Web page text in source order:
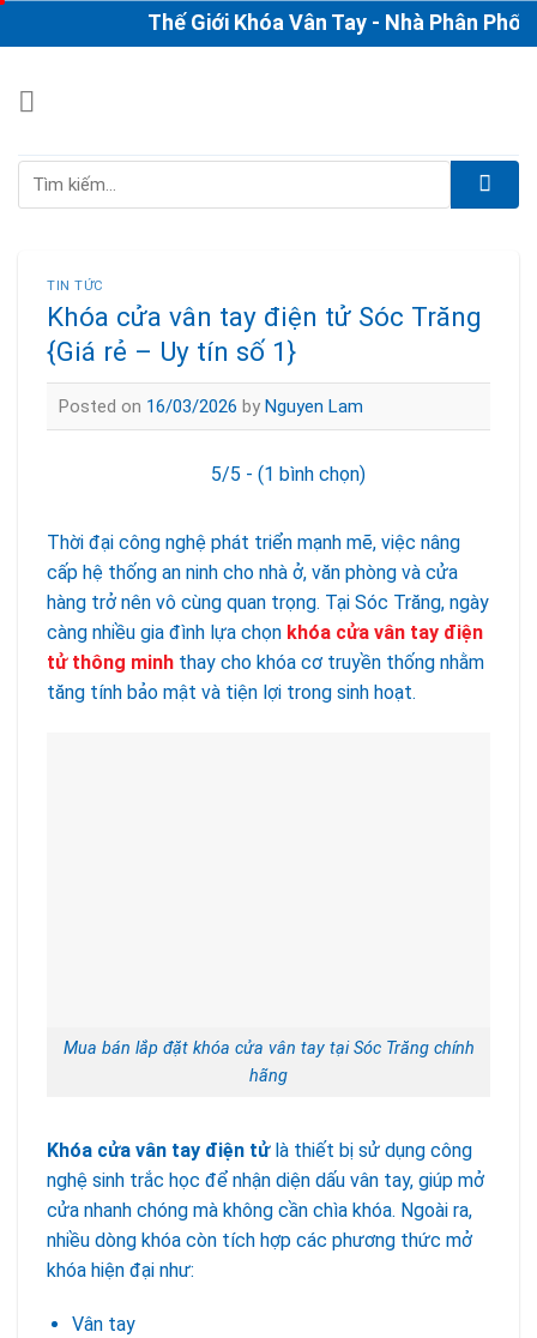
to
Thế Giới Khóa Vân Tay - Nhà Phân Phối &
Tìm
TIN TỨC
Khóa cửa vân tay điện tử Sóc Trăng
{Giá rẻ – Uy tín số 1}
Posted on 16/03/2026 by Nguyen Lam
5/5 - (1 bình chọn)
Thời đại công nghệ phát triển mạnh mẽ, việc nâng
cấp hệ thống an ninh cho nhà ở, văn phòng và cửa
hàng trở nên vô cùng quan trọng. Tại Sóc Trăng, ngày
càng nhiều gia đình lựa chọn khóa cửa vân tay điện
tử thông minh thay cho khóa cơ truyền thống nhằm
tăng tính bảo mật và tiện lợi trong sinh hoạt.
Mua bán lắp đặt khóa cửa vân tay tại Sóc Trăng chính
hãng
Khóa cửa vân tay điện tửlà thiết bị sử dụng công
nghệ sinh trắc học để nhận diện dấu vân tay, giúp mở
cửa nhanh chóng mà không cần chìa khóa. Ngoài ra,
nhiều dòng khóa còn tích hợp các phương thức mở
khóa hiện đại như:
Vân tay